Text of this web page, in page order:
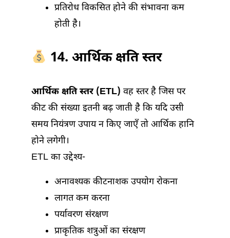
प्रतिरोध विकसित होने की संभावना कम
होती है।
14. आर्थिक क्षति स्तर
आर्थिक क्षति स्तर (ETL) वह स्तर है जिस पर
कीट की संख्या इतनी बढ़ जाती है कि यदि उसी
समय नियंत्रण उपाय न किए जाएँ तो आर्थिक हानि
होने लगेगी।
ETL का उद्देश्य-
अनावश्यक कीटनाशक उपयोग रोकना
लागत कम करना
पर्यावरण संरक्षण
प्राकृतिक शत्रुओं का संरक्षण